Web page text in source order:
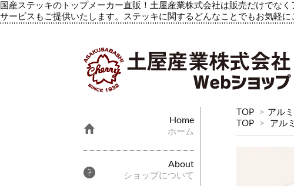
国産ステッキのトップメーカー直販！土屋産業株式会社は販売だけでな
サービスもご提供いたします。ステッキに関するどんなことでもお気軽に
TOP > アル
TOP
> アル
Home
ホーム
About
ショップについて